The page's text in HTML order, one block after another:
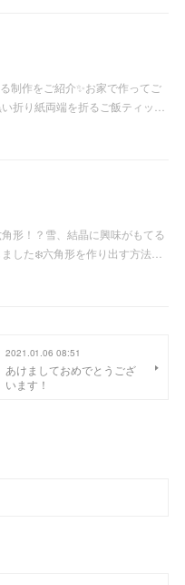
制作をご紹介✨お家で作ってご
折り紙両端を折るご飯ティッ…
形！？雪、結晶に興味がもてる
した❄️六角形を作り出す方法…
2021.01.06 08:51
あけましておめでとうござ
います！